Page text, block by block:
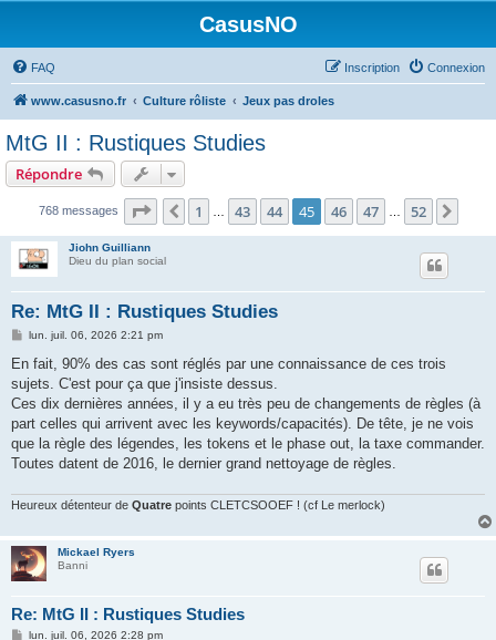
CasusNO
FAQ Connexion
Inscription
www.casusno.fr Culture rôliste Jeux pas droles
MtG II : Rustiques Studies
Répondre
768 messages Page 45 sur 52
Précédent
1 43 44 45 46 47 52
Jiohn Guilliann
Dieu du plan social
Re: MtG II : Rustiques Studies
M
s
a
g
lun. juil. 06, 2026 2:21 pm
En fait, 90% des cas sont réglés par une connaissance de ces trois
sujets. C'est pour ça que j'insiste dessus.
Ces dix dernières années, il y a eu très peu de changements de règles (à
part celles qui arrivent avec les keywords/capacités). De tête, je ne vois
que la règle des légendes, les tokens et le phase out, la taxe commander.
Toutes datent de 2016, le dernier grand nettoyage de règles.
Heureux détenteur de Quatre points CLETCSOOEF ! (cf Le merlock)
Mickael Ryers
Banni
Re: MtG II : Rustiques Studies
Mlun. juil. 06, 2026 2:28 pm